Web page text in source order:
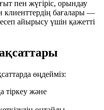
пен жүгіріс, орындау
клиенттердің бағалары —
айырысу үшін қажетті
өңдейміз:
және